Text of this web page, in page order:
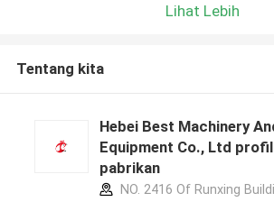
Lihat Lebih
Tentang kita
Hebei Best Machinery
Equipment Co., Ltd profil
pabrikan
NO. 2416 Of Runxing